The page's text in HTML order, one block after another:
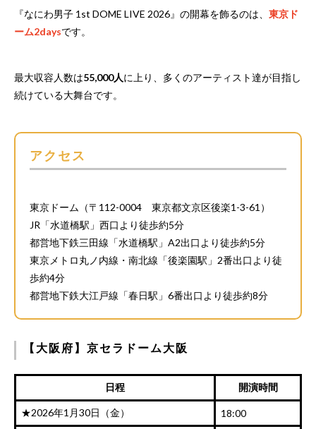
『なにわ男子 1st DOME LIVE 2026』の開幕を飾るのは、 東京ド
ーム2daysです。
最大収容人数は55,000人に上り、多くのアーティスト達が目指し
続けている大舞台です。
アクセス
東京ドーム（〒112-0004 東京都文京区後楽1-3-61）
JR「水道橋駅」西口より徒歩約5分
都営地下鉄三田線「水道橋駅」A2出口より徒歩約5分
東京メトロ丸ノ内線・南北線「後楽園駅」2番出口より徒
歩約4分
都営地下鉄大江戸線「春日駅」6番出口より徒歩約8分
【大阪府】京セラドーム大阪
日程 開演時間
★2026年1月30日（金） 18:00